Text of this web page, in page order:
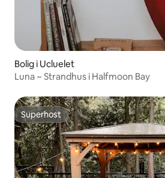
Bolig i Ucluelet
Luna ~ Strandhus i Halfmoon Bay
Superhost
Superhost